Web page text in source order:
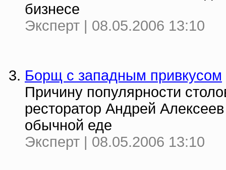
бизнесе
Эксперт | 08.05.2006 13:10
Борщ с западным привкусом
Причину популярности
ресторатор Андрей
обычной еде
Эксперт | 08.05.2006 13:10